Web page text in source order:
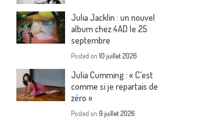
Julia Jacklin : un nouvel
album chez 4AD le 25
septembre
Posted on10 juillet 2026
Julia Cumming : « C’est
comme si je repartais de
zéro »
Posted on9 juillet 2026